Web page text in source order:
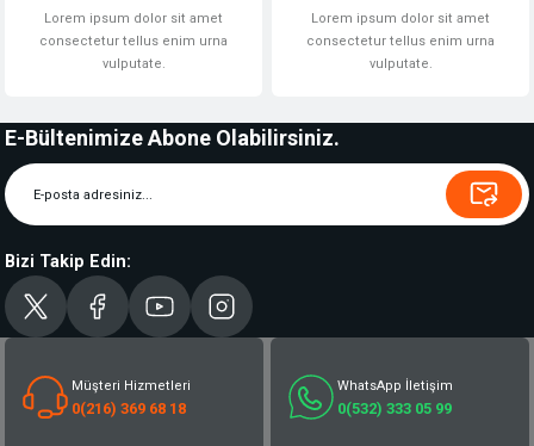
Lorem ipsum dolor sit amet
consectetur tellus enim urna
vulputate.
Lorem ipsum dolor sit amet
consectetur tellus enim urna
vulputate.
E-Bültenimize Abone Olabilirsiniz.
Bizi Takip Edin:
Müşteri Hizmetleri
0(216) 369 68 18
WhatsApp İletişim
0(532) 333 05 99